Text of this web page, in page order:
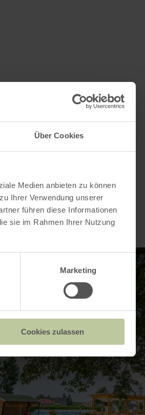
Über Cookies
Medien anbieten zu können
Ihrer Verwendung unserer
führen diese Informationen
sie im Rahmen Ihrer Nutzung
Marketing
Cookies zulassen